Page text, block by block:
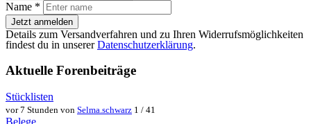
Name *
Jetzt anmelden
Details zum Versandverfahren und zu Ihren Widerrufsmöglichkeiten
findest du in unsererDatenschutzerklärung.
Aktuelle Forenbeiträge
Stücklisten
vor 7 Stunden von Selma.schwarz 1 / 41